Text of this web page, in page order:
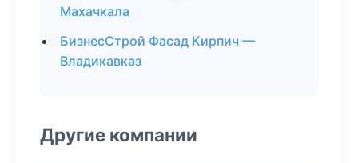
Махачкала
БизнесСтрой Фасад Кирпич —
Владикавказ
Другие компании